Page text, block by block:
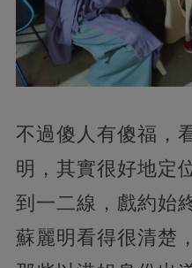
不過傻人有傻福，
明，其實很好地定
到一二線，戲約始
蘇麗明看得很清楚